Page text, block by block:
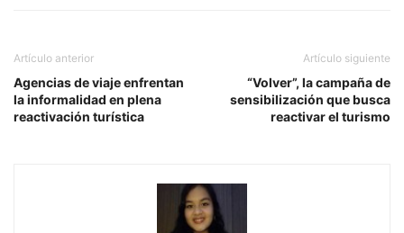
Artículo anterior
Agencias de viaje enfrentan
la informalidad en plena
reactivación turística
Artículo siguiente
“Volver”, la campaña de
sensibilización que busca
reactivar el turismo